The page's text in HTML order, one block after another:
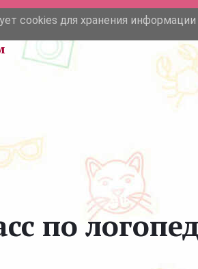
О нас
по
cookies для хранения